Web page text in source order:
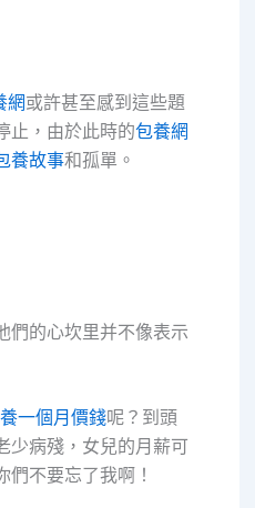
網或許甚至感到這些題
止，由於此時的包養網
養故事和孤單。
們的心坎里并不像表示
一個月價錢呢？到頭
少病殘，女兒的月薪可
不要忘了我啊！